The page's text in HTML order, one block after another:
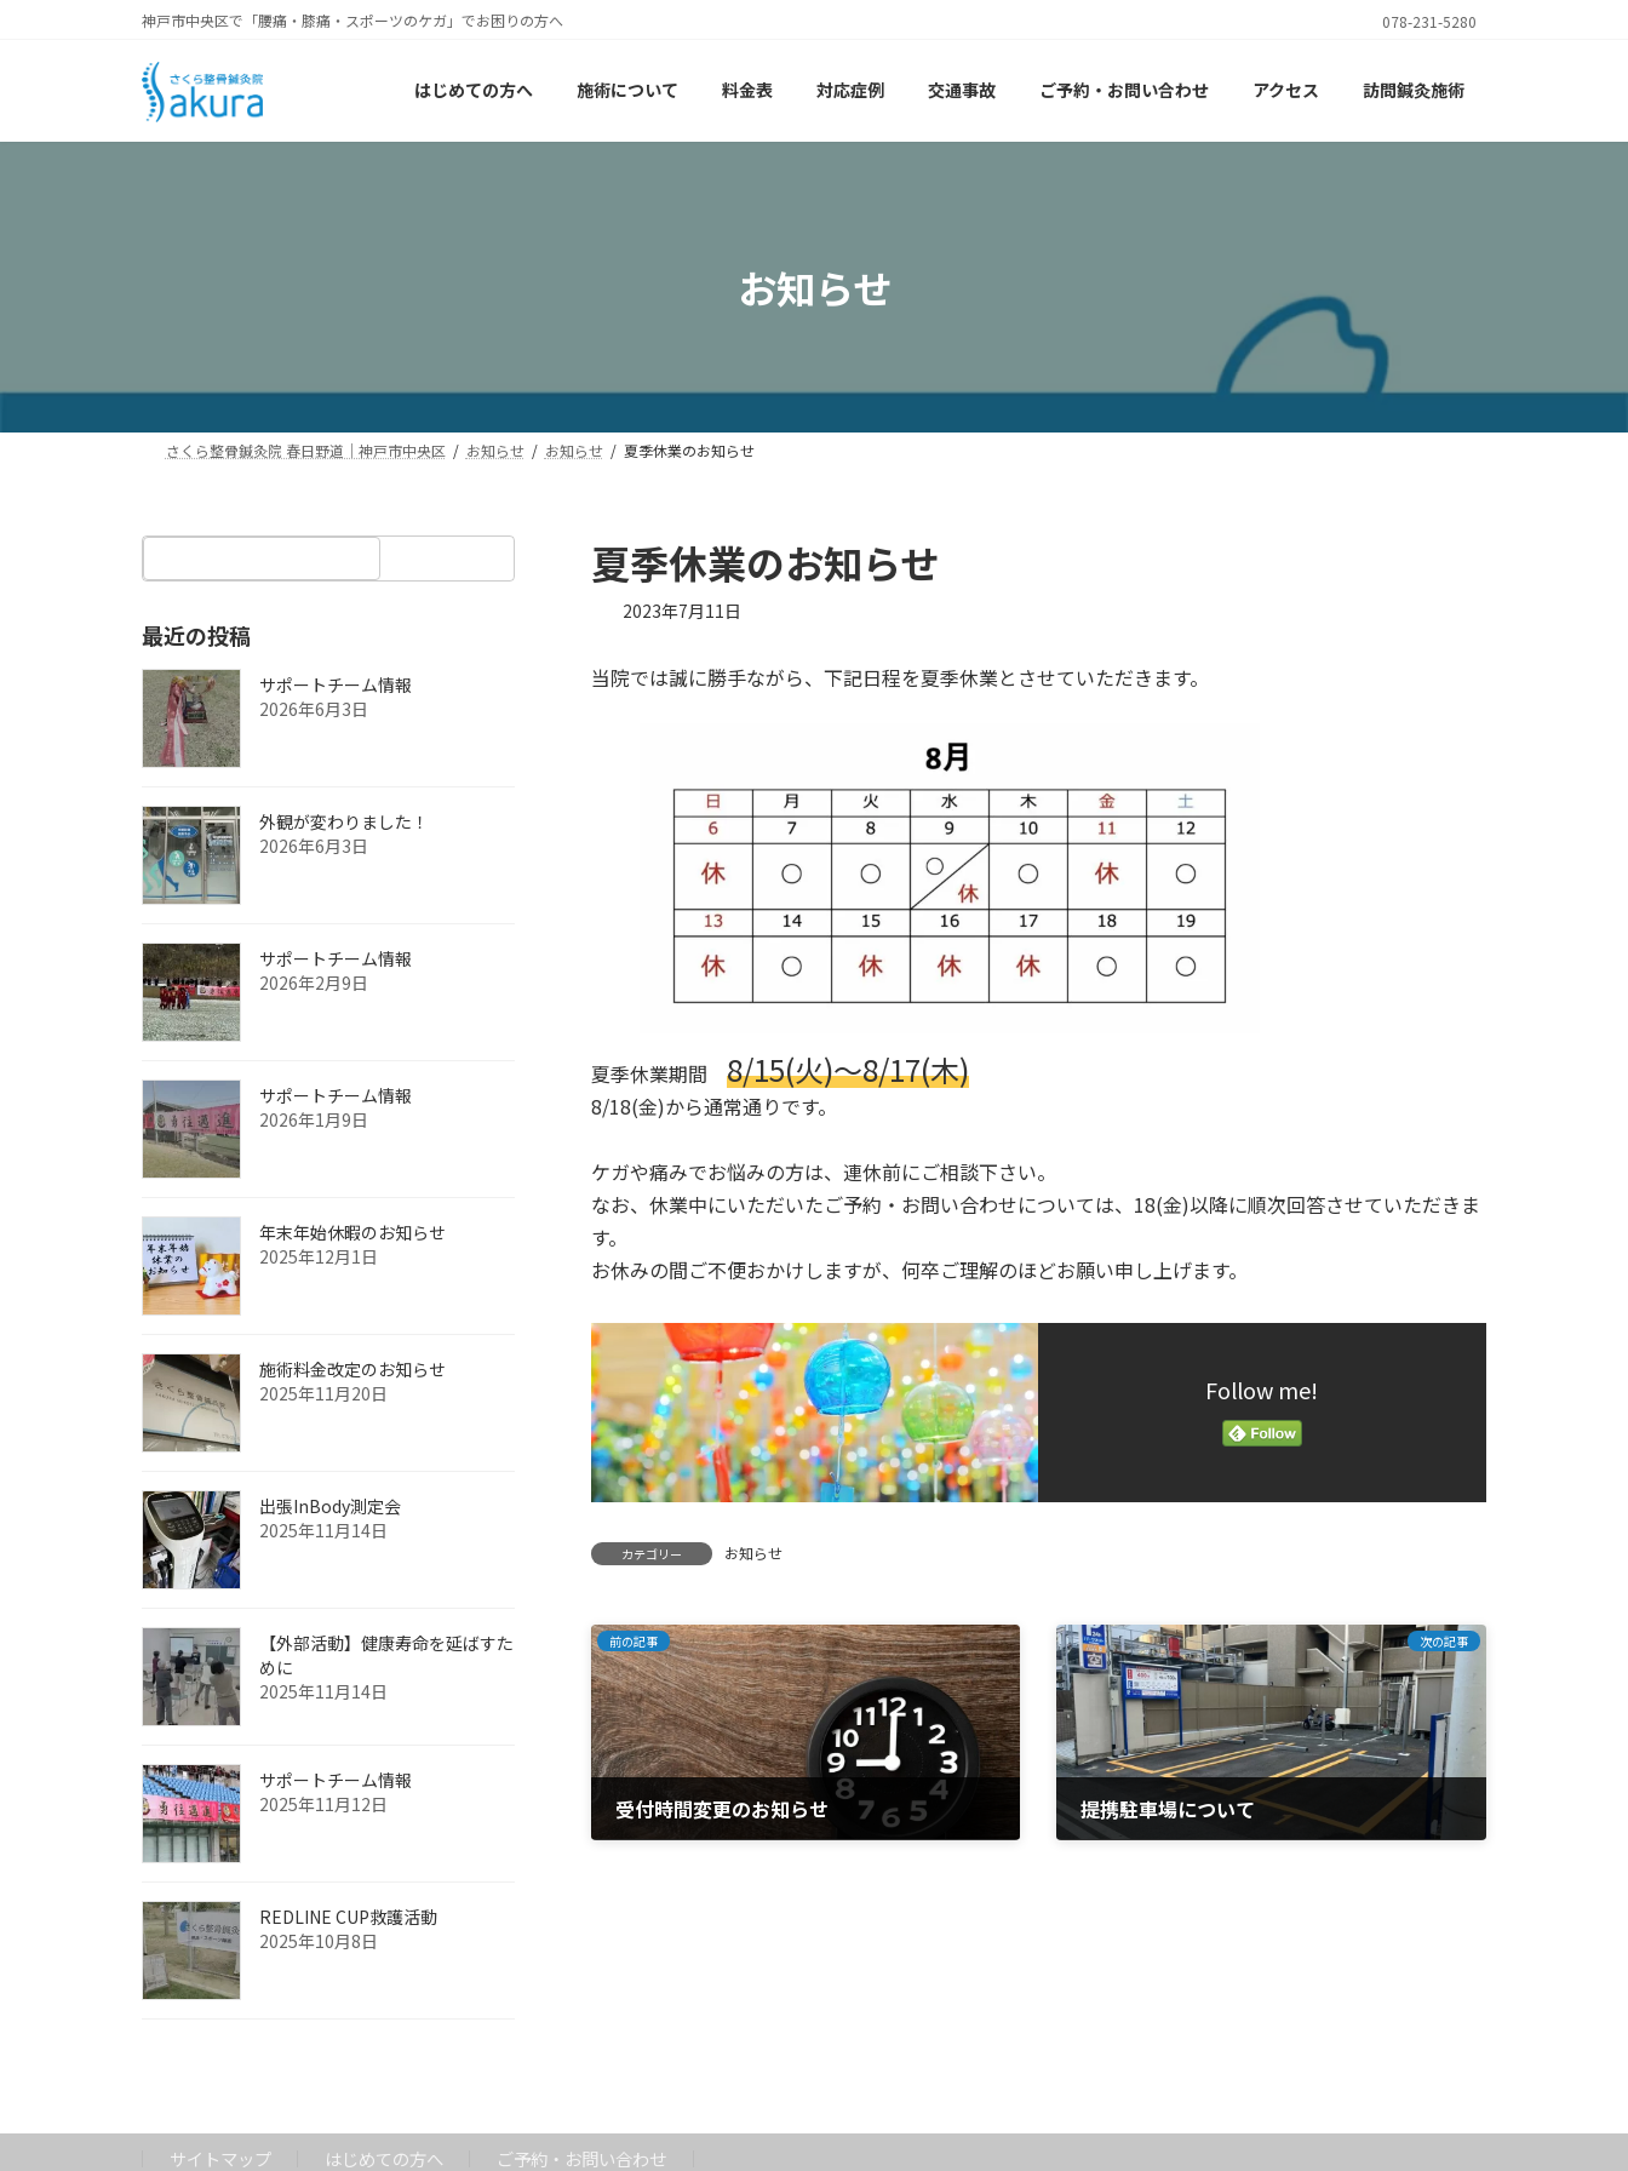
神戸市中央区で「腰痛・膝痛・スポーツのケガ」でお困りの方へ 078-231-5280
はじめての方へ 施術について 料金表 対応症例 交通事故 ご予約・お問い合わせ アクセス 訪問鍼灸施術
お知らせ
さくら整骨鍼灸院 春日野道｜神戸市中央区 お知らせ お知らせ 夏季休業のお知らせ
夏季休業のお知らせ
2023年7月11日
当院では誠に勝手ながら、下記日程を夏季休業とさせていただきます。
夏季休業期間 8/15(火)〜8/17(木)
8/18(金)から通常通りです。
ケガや痛みでお悩みの方は、連休前にご相談下さい。
なお、休業中にいただいたご予約・お問い合わせについては、18(金)以降に順次回答させていただきま
す。
お休みの間ご不便おかけしますが、何卒ご理解のほどお願い申し上げます。
Follow me!
カテゴリー お知らせ
前の記事
受付時間変更のお知らせ
次の記事
提携駐車場について
最近の投稿
サポートチーム情報
2026年6月3日
外観が変わりました！
2026年6月3日
サポートチーム情報
2026年2月9日
サポートチーム情報
2026年1月9日
年末年始休暇のお知らせ
2025年12月1日
施術料金改定のお知らせ
2025年11月20日
出張InBody測定会
2025年11月14日
【外部活動】健康寿命を延ばすた
めに
2025年11月14日
サポートチーム情報
2025年11月12日
REDLINE CUP救護活動
2025年10月8日
サイトマップ はじめての方へ ご予約・お問い合わせ